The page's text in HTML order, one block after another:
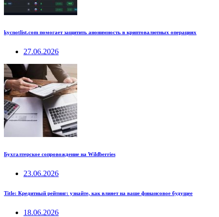
kycnotlist.com помогает защитить анонимность в криптовалютных операциях
27.06.2026
Бухгалтерское сопровождение на Wildberries
23.06.2026
Title: Кредитный рейтинг: узнайте, как влияет на ваше финансовое будущее
18.06.2026